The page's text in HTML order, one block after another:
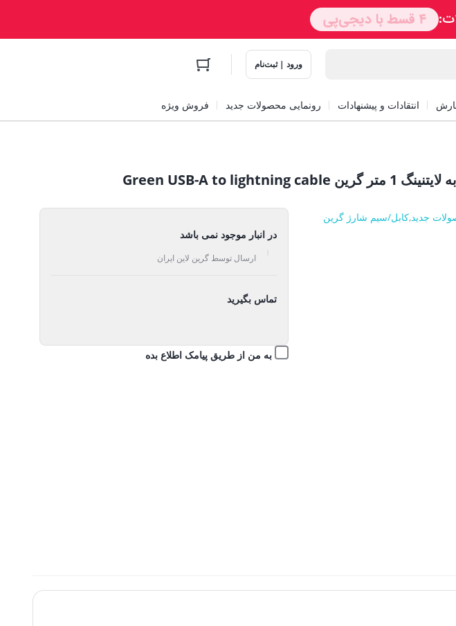
ورود | ثبت‌نام
انتقادات و پیشنهادات رونمایی محصولات جدید فروش ویژه
جدید,کابل/سیم شارژ گرین
در انبار موجود نمی باشد
ارسال توسط گرین لاین ایران
تماس بگیرید
به من از طریق پیامک اطلاع بده